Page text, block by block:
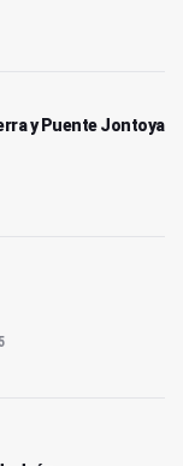
y Puente Jontoya